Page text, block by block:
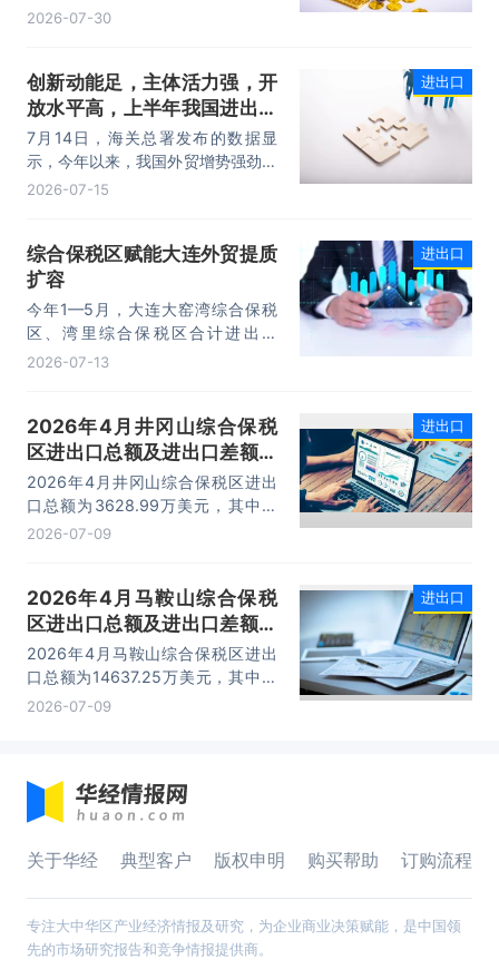
增长8.2%。其中，出口5740.1亿
进口规模均创历史同期新高，外贸运
行呈现“稳中有进，进中提质”的良好
态势。
2026-07-30
创新动能足，主体活力强，开
放水平高，上半年我国进出口
规模首次突破25万亿元
7月14日，海关总署发布的数据显
示，今年以来，我国外贸增势强劲、
走势稳健。据海关统计，今年上半
14.73万亿元，增长13.4%，进口
10.74万亿元，增长22.1%。
2026-07-15
进出口
综合保税区赋能大连外贸提质
扩容
今年1—5月，大连大窑湾综合保税
区、湾里综合保税区合计进出口
332.22亿元，同比增长21%，占大
台。
2026-07-13
进出口
2026年4月井冈山综合保税
区进出口总额及进出口差额统
计分析
2026年4月井冈山综合保税区进出
口总额为3628.99万美元，其中：
出口额为1562.95万美元，进口额为
2026-07-09
进出口
2026年4月马鞍山综合保税
区进出口总额及进出口差额统
计分析
2026年4月马鞍山综合保税区进出
口总额为14637.25万美元，其中：
出口额为14365.71万美元，进口额
2026-07-09
进出口
关于华经 典型客户 版权申明 购买帮助 订购流程
专注大中华区产业经济情报及研究，为企业商业决策赋能，是中国领
先的市场研究报告和竞争情报提供商。